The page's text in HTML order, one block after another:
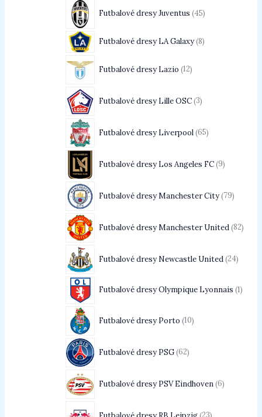
Futbalové dresy Juventus 45
Futbalové dresy LA Galaxy 8
Futbalové dresy Lazio 12
Futbalové dresy Lille OSC 3
Futbalové dresy Liverpool 65
Futbalové dresy Los Angeles FC 9
Futbalové dresy Manchester City 79
Futbalové dresy Manchester United 82
Futbalové dresy Newcastle United 24
Futbalové dresy Olympique Lyonnais 1
Futbalové dresy Porto 10
Futbalové dresy PSG 62
Futbalové dresy PSV Eindhoven 6